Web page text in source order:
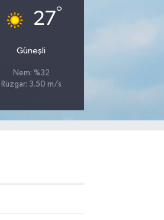
27°
Güneşli
Nem: %32
Rüzgar: 3.50 m/s